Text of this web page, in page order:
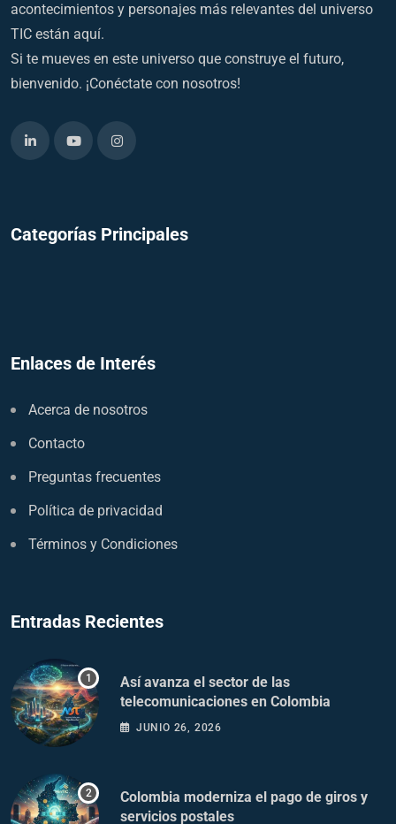
acontecimientos y personajes más relevantes del universo
TIC están aquí.
Si te mueves en este universo que construye el futuro,
bienvenido. ¡Conéctate con nosotros!
Categorías Principales
Enlaces de Interés
Acerca de nosotros
Contacto
Preguntas frecuentes
Política de privacidad
Términos y Condiciones
Entradas Recientes
Así avanza el sector de las
telecomunicaciones en Colombia
JUNIO 26, 2026
Colombia moderniza el pago de giros y
servicios postales